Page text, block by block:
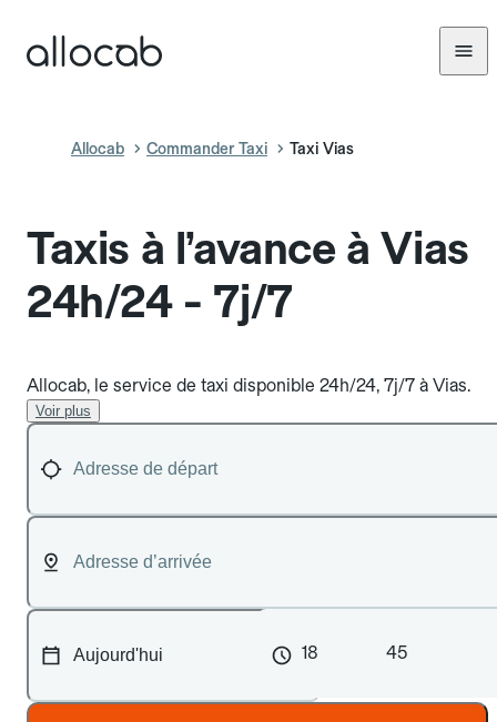
Allocab Commander Taxi Taxi Vias
Taxis à l’avance à Vias
24h/24 - 7j/7
Allocab, le service de taxi disponible 24h/24, 7j/7 à Vias.
Voir plus
18 45